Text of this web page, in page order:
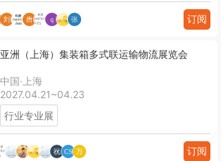
订阅
亚洲（上海）集装箱多式联运输物流展览会
中国·上海
2027.04.21~04.23
行业专业展
订阅